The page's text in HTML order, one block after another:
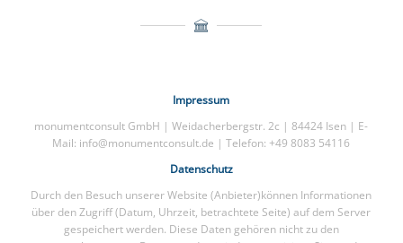
uns eine E-mail!
Impressum
monumentconsult GmbH | Weidacherbergstr. 2c | 84424 Isen | E-
Mail: info@monumentconsult.de | Telefon: +49 8083 54116